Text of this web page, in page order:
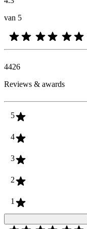
van 5
4426
Reviews & awards
5
4
3
2
1